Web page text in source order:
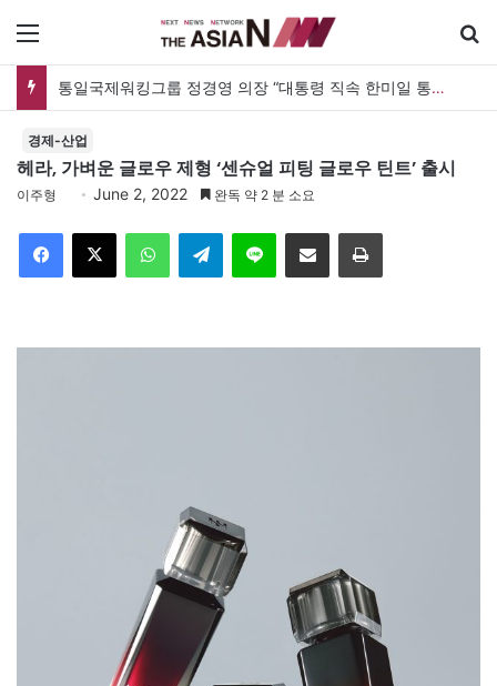
통일국제워킹그룹 정경영 의장 “대통령 직속 한미일 통일TF 설치해 통일한국 마스터플랜을”
경제-산업
헤라, 가벼운 글로우 제형 ‘센슈얼 피팅 글로우 틴트’ 출시
이주형 June 2, 2022 완독 약 2 분 소요
Telegram 이메일